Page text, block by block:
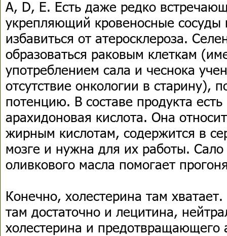
A, D, E. Есть даже редко
укрепляющий кровеносные
избавиться от атеросклероза.
образоваться раковым клеткам
употреблением сала и чеснока
отсутствие онкологии в старину),
потенцию. В составе продукта
арахидоновая кислота. Она
жирным кислотам, содержится в
мозге и нужна для их работы.
оливкового масла помогает
Конечно, холестерина там
там достаточно и лецитина,
холестерина и предотвращающего